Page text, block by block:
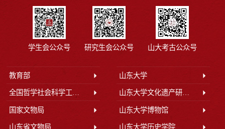
学生会公众号 研究生会公众号 山大考古公众号
教育部 山东大学
山东大学文化遗产研究院
国家文物局 山东大学博物馆
山东省文物局 山东大学历史学院